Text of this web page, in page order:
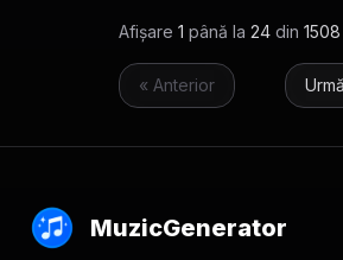
Afișare 1 până la 24din 1508
« Anterior
MuzicGenerator